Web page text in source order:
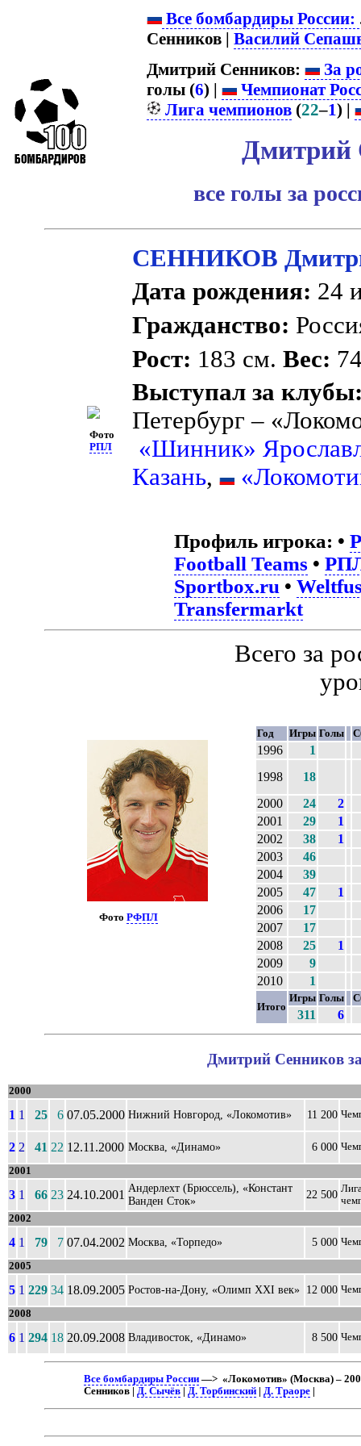
Все бомбардиры России:
Сенников | Василий
Дмитрий Сенников:
За
голы (6) |
Чемпионат
Лига чемпионов (22–1) |
Дмитрий
все голы за
Фото
РПЛ
СЕННИКОВ
Дата рождения: 24
Гражданство:
Рост: 183 см.Вес:
Выступал за
Петербург –
«Шинник»
Казань,
Профиль игрока: •
Football Teams •
Sportbox.ru •
Transfermarkt
Фото РФПЛ
Всего за
Год Игры Голы
1996
1
1998
18
2000
24
2
2001
29
1
2002
38
1
2003
46
2004
39
2005
47
1
2006
17
2007
17
2008
25
1
2009
9
2010
1
Итого
Игры Голы
311 6
Дмитрий Сенников
2000
1 1 25 6 07.05.2000 Нижний Новгород, «Локомотив» 11 200
2 2 41 22 12.11.2000 Москва, «Динамо» 6 000
2001
3 1 66 23 24.10.2001 Андерлехт (Брюссель), «Констант
Ванден Сток»
22 500
2002
4 1 79 7 07.04.2002 Москва, «Торпедо» 5 000
2005
5 1 229 34 18.09.2005 Ростов-на-Дону, «Олимп XXI век» 12 000
2008
6 1 294 18 20.09.2008 Владивосток, «Динамо» 8 500
Все бомбардиры России —> «Локомотив» (Москва) –
Сенников |Д. Сычёв |Д. Торбинский |Д. Траоре